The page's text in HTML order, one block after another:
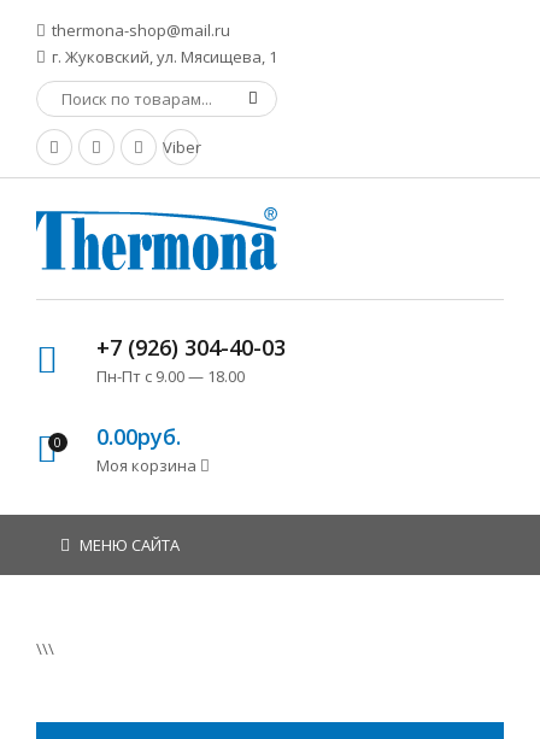
thermona-shop@mail.ru
г. Жуковский, ул. Мясищева, 1
Viber
+7 (926) 304-40-03
Пн-Пт с 9.00 — 18.00
0 0.00руб.
Моя корзина
МЕНЮ САЙТА
\\\